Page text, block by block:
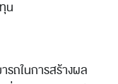
น
ถในการสร้างผล